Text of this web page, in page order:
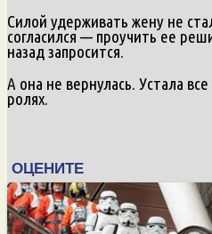
Силой удерживать жену не
согласился — проучить ее
назад запросится.
А она не вернулась. Устала
ролях.